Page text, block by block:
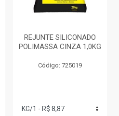
REJUNTE SILICONADO
POLIMASSA CINZA 1,0KG
Código: 725019